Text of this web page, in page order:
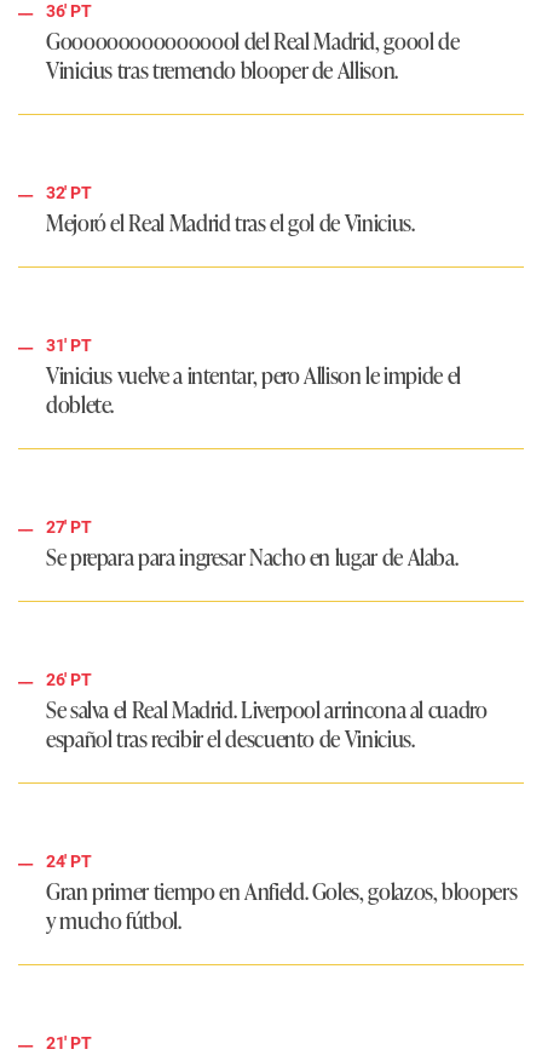
36' PT
Goooooooooooooool del Real Madrid, goool de
Vinicius tras tremendo blooper de Allison.
32' PT
Mejoró el Real Madrid tras el gol de Vinicius.
31' PT
Vinicius vuelve a intentar, pero Allison le impide el
doblete.
27' PT
Se prepara para ingresar Nacho en lugar de Alaba.
26' PT
Se salva el Real Madrid. Liverpool arrincona al cuadro
español tras recibir el descuento de Vinicius.
24' PT
Gran primer tiempo en Anfield. Goles, golazos, bloopers
y mucho fútbol.
21' PT